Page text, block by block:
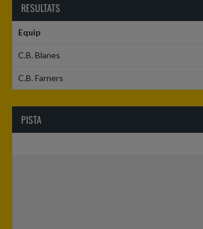
RESULTATS
Equip
C.B. Blanes
C.B. Farners
PISTA